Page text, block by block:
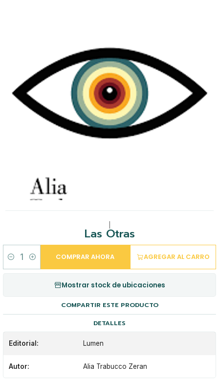
Las Otras
Cantidad
AGREGAR AL CARRO
COMPRAR AHORA
Mostrar stock de ubicaciones
COMPARTIR ESTE PRODUCTO
DETALLES
Editorial: Lumen
Autor: Alia Trabucco Zeran